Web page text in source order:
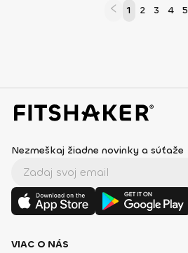
1 2 3 4 5
Nezmeškaj žiadne novinky a súťaže
VIAC O NÁS